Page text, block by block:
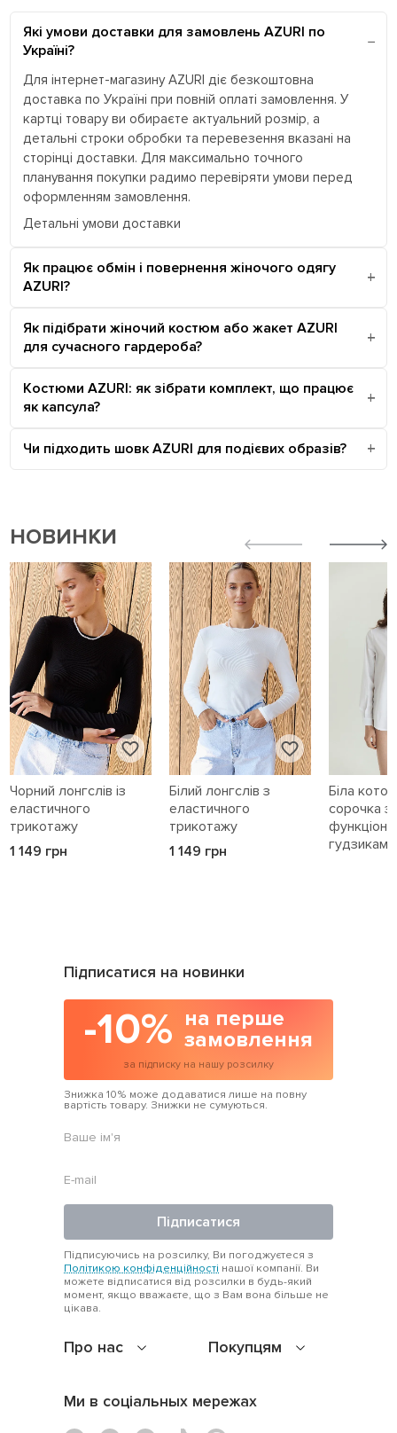
Які умови доставки для замовлень AZURI по
Україні?
Для інтернет-магазину AZURI діє безкоштовна
доставка по Україні при повній оплаті замовлення. У
картці товару ви обираєте актуальний розмір, а
детальні строки обробки та перевезення вказані на
сторінці доставки. Для максимально точного
планування покупки радимо перевіряти умови перед
оформленням замовлення.
Детальні умови доставки
Як працює обмін і повернення жіночого одягу
AZURI?
Як підібрати жіночий костюм або жакет AZURI
для сучасного гардероба?
Костюми AZURI: як зібрати комплект, що працює
як капсула?
Чи підходить шовк AZURI для подієвих образів?
НОВИНКИ
Чорний лонгслів із
еластичного
трикотажу
1 149 грн
Білий лонгслів з
еластичного
трикотажу
1 149 грн
Біла
сорочка з
гудзиками
Про нас Покупцям
Підписатися на новинки
-10% на перше
замовлення
за підписку на нашу розсилку
Знижка 10% може додаватися лише на повну
вартість товару. Знижки не сумуються.
Підписатися
Підписуючись на розсилку, Ви погоджуєтеся з
Політикою конфіденційності нашої компанії. Ви
можете відписатися від розсилки в будь-який
момент, якщо вважаєте, що з Вам вона більше не
цікава.
Ми в соціальных мережах